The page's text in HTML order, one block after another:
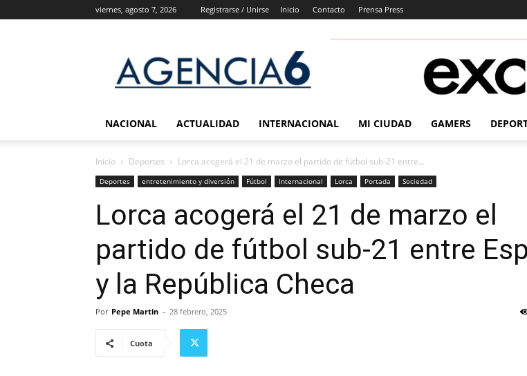
viernes, agosto 7, 2026 Registrarse / Unirse Inicio Contacto Prensa Press
6
Noticias
NACIONAL ACTUALIDAD INTERNACIONAL MI CIUDAD GAMERS
Inicio Deportes Lorca acogerá el 21 de marzo el partido de fútbol sub-21 entre...
Deportes entretenimiento y diversión Fútbol Internacional Lorca Portada Sociedad
Lorca acogerá el 21 de marzo el
partido de fútbol sub-21 entre
y la República Checa
Por Pepe Martin - 28 febrero, 2025
Cuota